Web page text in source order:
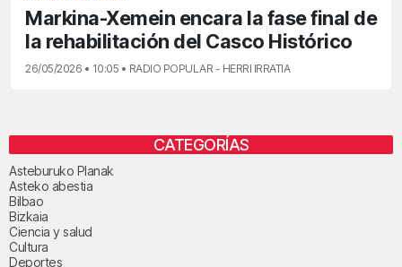
Markina-Xemein encara la fase final de
la rehabilitación del Casco Histórico
26/05/2026 • 10:05 • RADIO POPULAR - HERRI IRRATIA
CATEGORÍAS
Asteburuko Planak
Asteko abestia
Bilbao
Bizkaia
Ciencia y salud
Cultura
Deportes